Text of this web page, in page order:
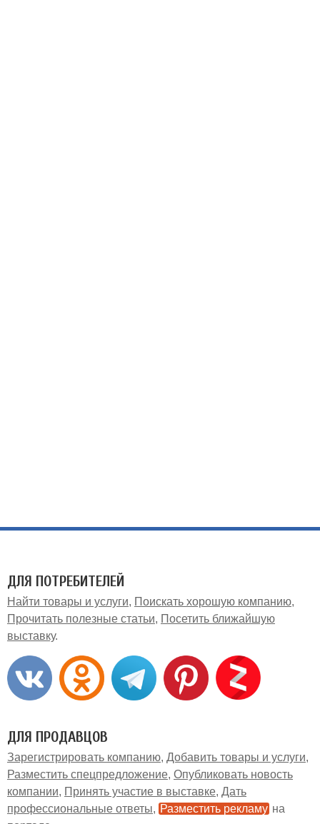
ДЛЯ ПОТРЕБИТЕЛЕЙ
Найти товары и услуги
Поискать хорошую компанию
Прочитать полезные статьи
Посетить ближайшую
выставку
ДЛЯ ПРОДАВЦОВ
Зарегистрировать компанию Добавить товары и услуги
Разместить спецпредложение Опубликовать новость
компании
Принять участие в выставке Дать
профессиональные ответы
Разместить рекламу на